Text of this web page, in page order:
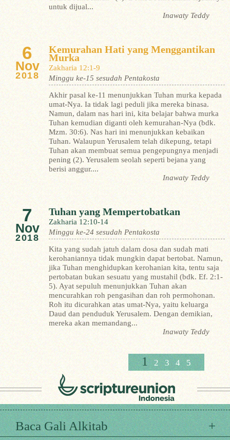
untuk dijual...
Inawaty Teddy
6
Nov
2018
Kemurahan Hati yang Menggantikan
Murka
Zakharia 12:1-9
Minggu ke-15 sesudah Pentakosta
Akhir pasal ke-11 menunjukkan Tuhan murka kepada
umat-Nya. Ia tidak lagi peduli jika mereka binasa.
Namun, dalam nas hari ini, kita belajar bahwa murka
Tuhan kemudian diganti oleh kemurahan-Nya (bdk.
Mzm. 30:6). Nas hari ini menunjukkan kebaikan
Tuhan. Walaupun Yerusalem telah dikepung, tetapi
Tuhan akan membuat semua pengepungnya menjadi
pening (2). Yerusalem seolah seperti bejana yang
berisi anggur....
Inawaty Teddy
7
Nov
2018
Tuhan yang Mempertobatkan
Zakharia 12:10-14
Minggu ke-24 sesudah Pentakosta
Kita yang sudah jatuh dalam dosa dan sudah mati
kerohaniannya tidak mungkin dapat bertobat. Namun,
jika Tuhan menghidupkan kerohanian kita, tentu saja
pertobatan bukan sesuatu yang mustahil (bdk. Ef. 2:1-
5). Ayat sepuluh menunjukkan Tuhan akan
mencurahkan roh pengasihan dan roh permohonan.
Roh itu dicurahkan atas umat-Nya, yaitu keluarga
Daud dan penduduk Yerusalem. Dengan demikian,
mereka akan memandang...
Inawaty Teddy
1 2 3 4 5
Baca Gali Alkitab